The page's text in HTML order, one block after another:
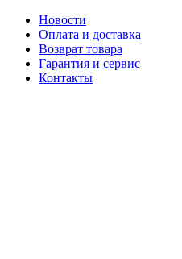
Новости
Оплата и доставка
Возврат товара
Гарантия и сервис
Контакты